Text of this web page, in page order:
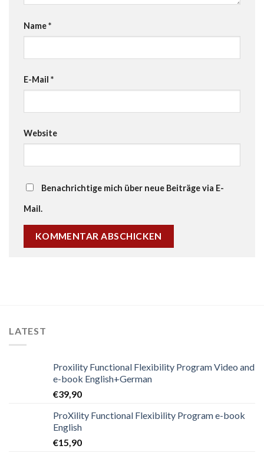
Name*
E-Mail *
Website
Benachrichtige mich über neue Beiträge via E-
Mail.
LATEST
Proxility Functional Flexibility Program Video and
e-book English+German
€39,90
ProXility Functional Flexibility Program e-book
English
€15,90